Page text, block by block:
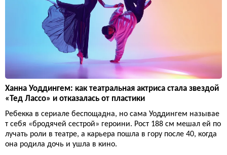
Ханна Уоддингем: как театральная актриса стала звездой
«Тед Лассо» и отказалась от пластики
Ребекка в сериале беспощадна, но сама Уоддингем называе
т себя «бродячей сестрой» героини. Рост 188 см мешал ей по
лучать роли в театре, а карьера пошла в гору после 40, когда
она родила дочь и ушла в кино.